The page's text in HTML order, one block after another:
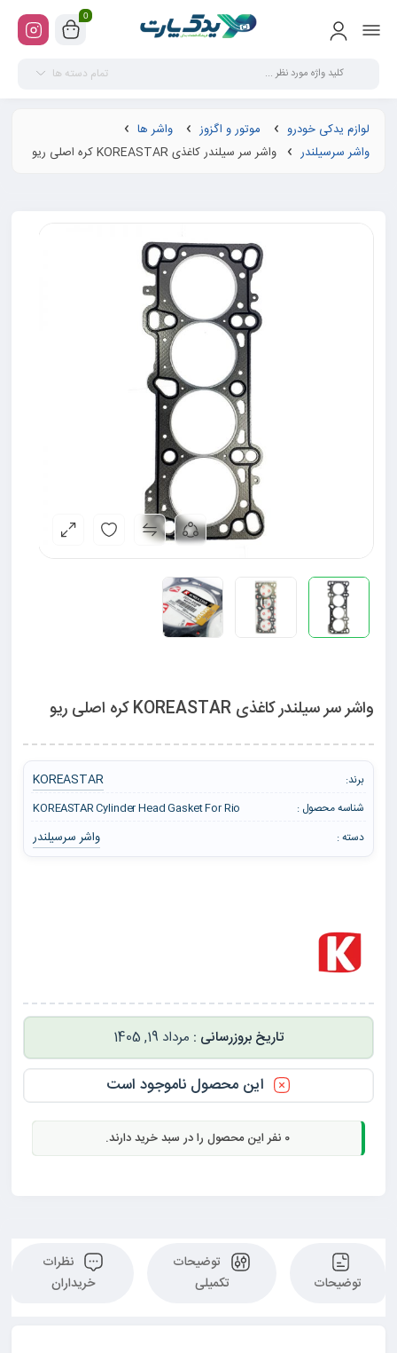
0
تمام دسته ها
لوازم یدکی خودرو موتور و اگزوز
واشر ها
واشر سرسیلندر
واشر سر سیلندر کاغذی KOREASTAR کره اصلی ریو
واشر سر سیلندر کاغذی KOREASTAR کره اصلی ریو
برند: KOREASTAR
شناسه محصول :
KOREASTAR Cylinder Head Gasket For Rio
دسته :
واشر سرسیلندر
مرداد 19, 1405
این محصول ناموجود است
0 نفر این محصول را در سبد خرید دارند.
توضیحات
توضیحات
تکمیلی
نظرات
خریداران